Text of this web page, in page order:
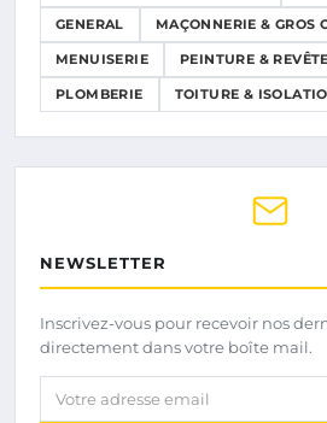
GENERAL MAÇONNERIE & GROS
MENUISERIE PEINTURE &
PLOMBERIE TOITURE &
NEWSLETTER
Inscrivez-vous pour recevoir nos
directement dans votre boîte mail.
Votre adresse email